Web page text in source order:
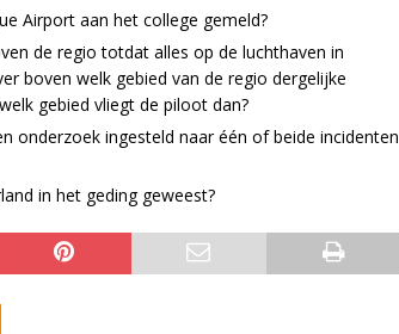
Airport aan het college gemeld?
de regio totdat alles op de luchthaven in
boven welk gebied van de regio dergelijke
gebied vliegt de piloot dan?
onderzoek ingesteld naar één of beide incidenten
in het geding geweest?